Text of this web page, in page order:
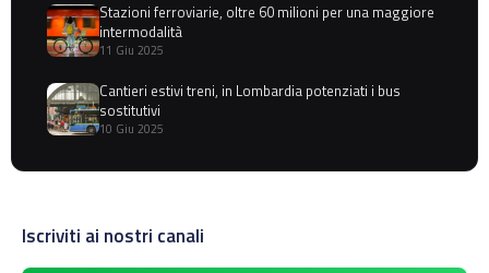
Stazioni ferroviarie, oltre 60 milioni per una maggiore
intermodalità
11 Giu 2025
Cantieri estivi treni, in Lombardia potenziati i bus
sostitutivi
10 Giu 2025
Iscriviti ai nostri canali